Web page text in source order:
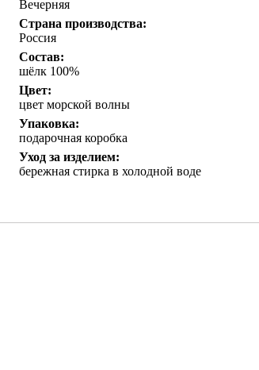
Вечерняя
Страна производства:
Россия
Состав:
шёлк 100%
Цвет:
цвет морской волны
Упаковка:
подарочная коробка
Уход за изделием:
бережная стирка в холодной воде